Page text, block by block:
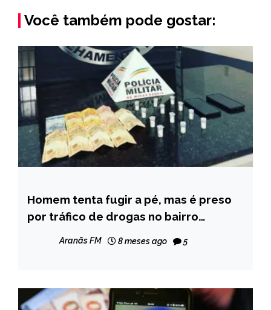
Você também pode gostar:
MINAS
GERAIS
NOTÍCIAS
Homem tenta fugir a pé, mas é preso
por tráfico de drogas no bairro
Aranãs FM 8 meses ago 5